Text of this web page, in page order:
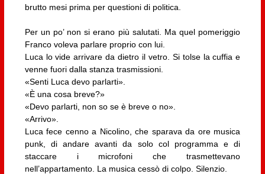
brutto mesi prima per questioni di politica.
Per un po’ non si erano più salutati. Ma quel pomeriggio
Franco voleva parlare proprio con lui.
Luca lo vide arrivare da dietro il vetro. Si tolse la cuffia e
venne fuori dalla stanza trasmissioni.
«Senti Luca devo parlarti».
«È una cosa breve?»
«Devo parlarti, non so se è breve o no».
«Arrivo».
Luca fece cenno a Nicolino, che sparava da ore musica
punk, di andare avanti da solo col programma e di
staccare i microfoni che trasmettevano
nell’appartamento. La musica cessò di colpo. Silenzio.